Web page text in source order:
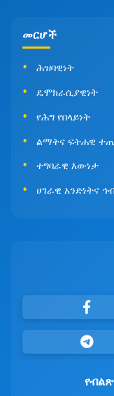
መርሆች
ሕዝባዊነት
ዴሞክራሲያዊነት
የሕግ የበላይነት
ልማትና ፍትሐዊ
ተግባራዊ እውነታ
ሀገራዊ አንድነትና